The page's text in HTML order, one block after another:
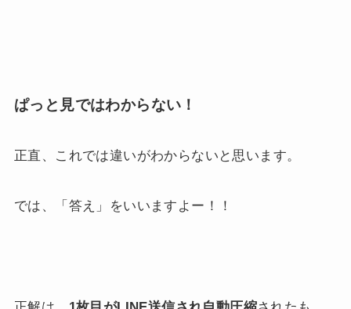
ぱっと見ではわからない！
正直、これでは違いがわからないと思います。
では、「答え」をいいますよー！！